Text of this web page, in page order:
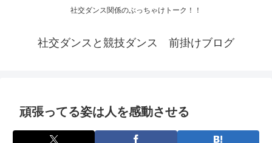
社交ダンス関係のぶっちゃけトーク！！
社交ダンスと競技ダンス 前掛けブログ
頑張ってる姿は人を感動させる